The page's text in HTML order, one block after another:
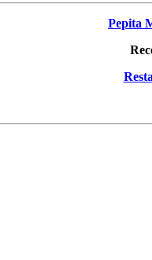
Pepita